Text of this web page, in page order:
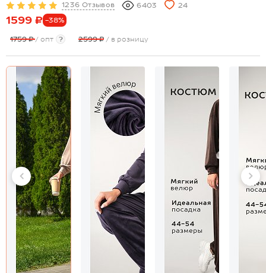
1236 Отзывов 6403 24
1599 ₽ -38%
1759 ₽/ опт ? 2599 ₽ / в розницу